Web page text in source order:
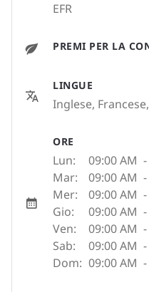
EFR
PREMI PER LA
LINGUE
Inglese,
ORE
Lun: 09:00 AM -
Mar:
09:00 AM -
Mer:
09:00 AM -
Gio:
09:00 AM -
Ven:
09:00 AM -
Sab:
09:00 AM -
Dom: 09:00 AM -